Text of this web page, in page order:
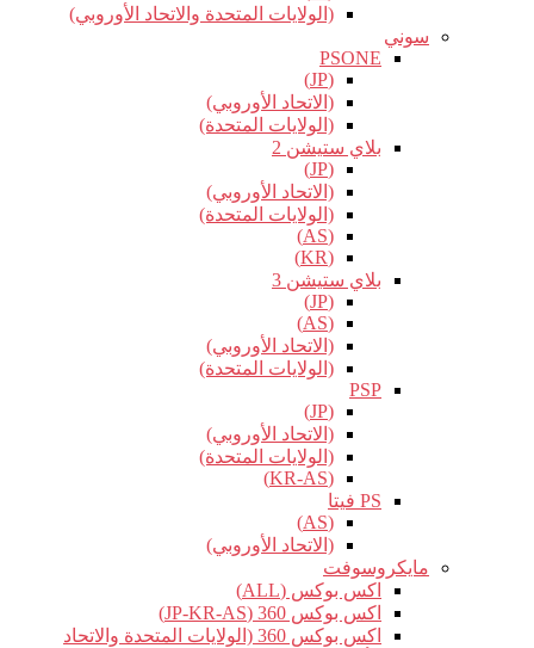
(الولايات المتحدة والاتحاد الأوروبي)
سوني
PSONE
(JP)
(الاتحاد الأوروبي)
(الولايات المتحدة)
بلاي ستيشن 2
(JP)
(الاتحاد الأوروبي)
(الولايات المتحدة)
(AS)
(KR)
بلاي ستيشن 3
(JP)
(AS)
(الاتحاد الأوروبي)
(الولايات المتحدة)
PSP
(JP)
(الاتحاد الأوروبي)
(الولايات المتحدة)
(KR-AS)
PS فيتا
(AS)
(الاتحاد الأوروبي)
مايكروسوفت
اكس بوكس (ALL)
اكس بوكس 360 (JP-KR-AS)
اكس بوكس 360 (الولايات المتحدة والاتحاد